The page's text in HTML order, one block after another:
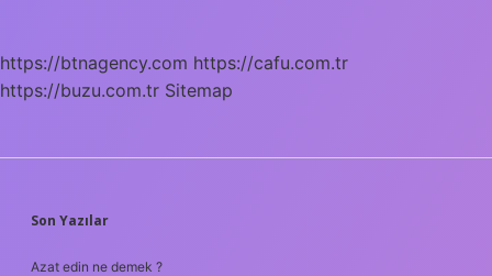
https://btnagency.com https://cafu.com.tr
https://buzu.com.tr Sitemap
SIDEBAR
Son Yazılar
Azat edin ne demek ?